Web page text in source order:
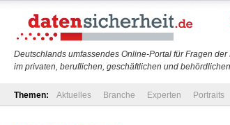
Deutschlands umfassendes Online-Portal für Fragen
im privaten, beruflichen, geschäftlichen und
Themen: Aktuelles Branche Experten Portraits